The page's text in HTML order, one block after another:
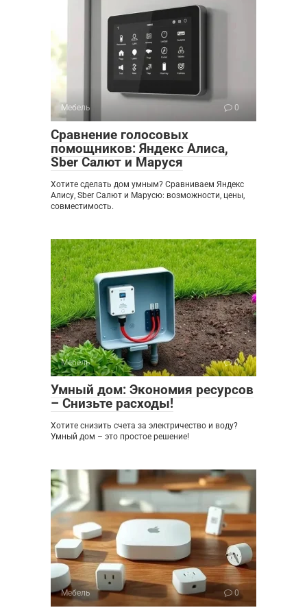
Мебель 0
Сравнение голосовых
помощников: Яндекс Алиса,
Sber Салют и Маруся
Хотите сделать дом умным? Сравниваем Яндекс
Алису, Sber Салют и Марусю: возможности, цены,
совместимость.
Мебель 0
Умный дом: Экономия ресурсов
– Снизьте расходы!
Хотите снизить счета за электричество и воду?
Умный дом – это простое решение!
Мебель 0